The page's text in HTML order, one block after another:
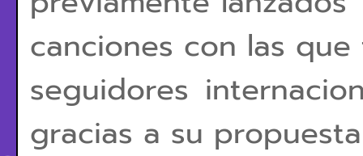
canciones con las
seguidores
gracias a su